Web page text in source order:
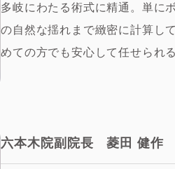
多岐にわたる術式に精通。単に
の自然な揺れまで緻密に計算し
めての方でも安心して任せられ
六本木院副院長 菱田 健作